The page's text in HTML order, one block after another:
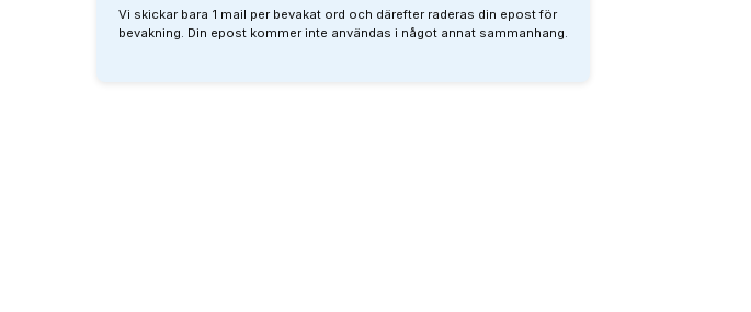
Vi skickar bara 1 mail per bevakat ord och därefter raderas din epost för
bevakning. Din epost kommer inte användas i något annat sammanhang.